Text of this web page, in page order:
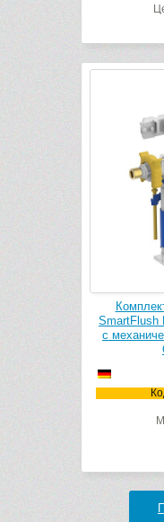
SmartFlush
с